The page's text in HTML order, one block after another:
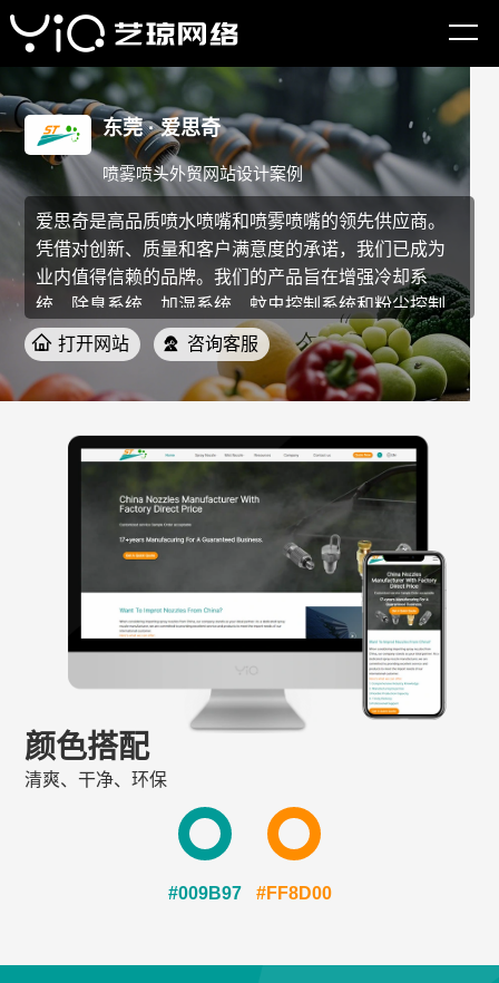
东莞 · 爱思奇
喷雾喷头外贸网站设计案例
爱思奇是高品质喷水喷嘴和喷雾喷嘴的领先供应商。
凭借对创新、质量和客户满意度的承诺，我们已成为
业内值得信赖的品牌。我们的产品旨在增强冷却系
统、除臭系统、加湿系统、蚊虫控制系统和粉尘控制
系统，使其高效、经济、环保。
打开网站 咨询客服
颜色搭配
清爽、干净、环保
#009B97 #FF8D00